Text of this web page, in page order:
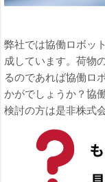
弊社では協働ロボッ
成しています。荷物
るのであれば協働ロ
かがでしょうか？協
検討の方は是非株式